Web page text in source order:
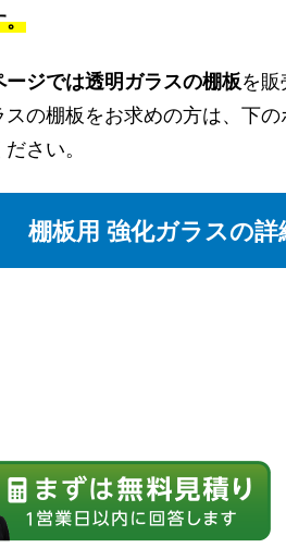
。
ージでは透明ガラスの棚板を販
スの棚板をお求めの方は、下
さい。
棚板用 強化ガラスの